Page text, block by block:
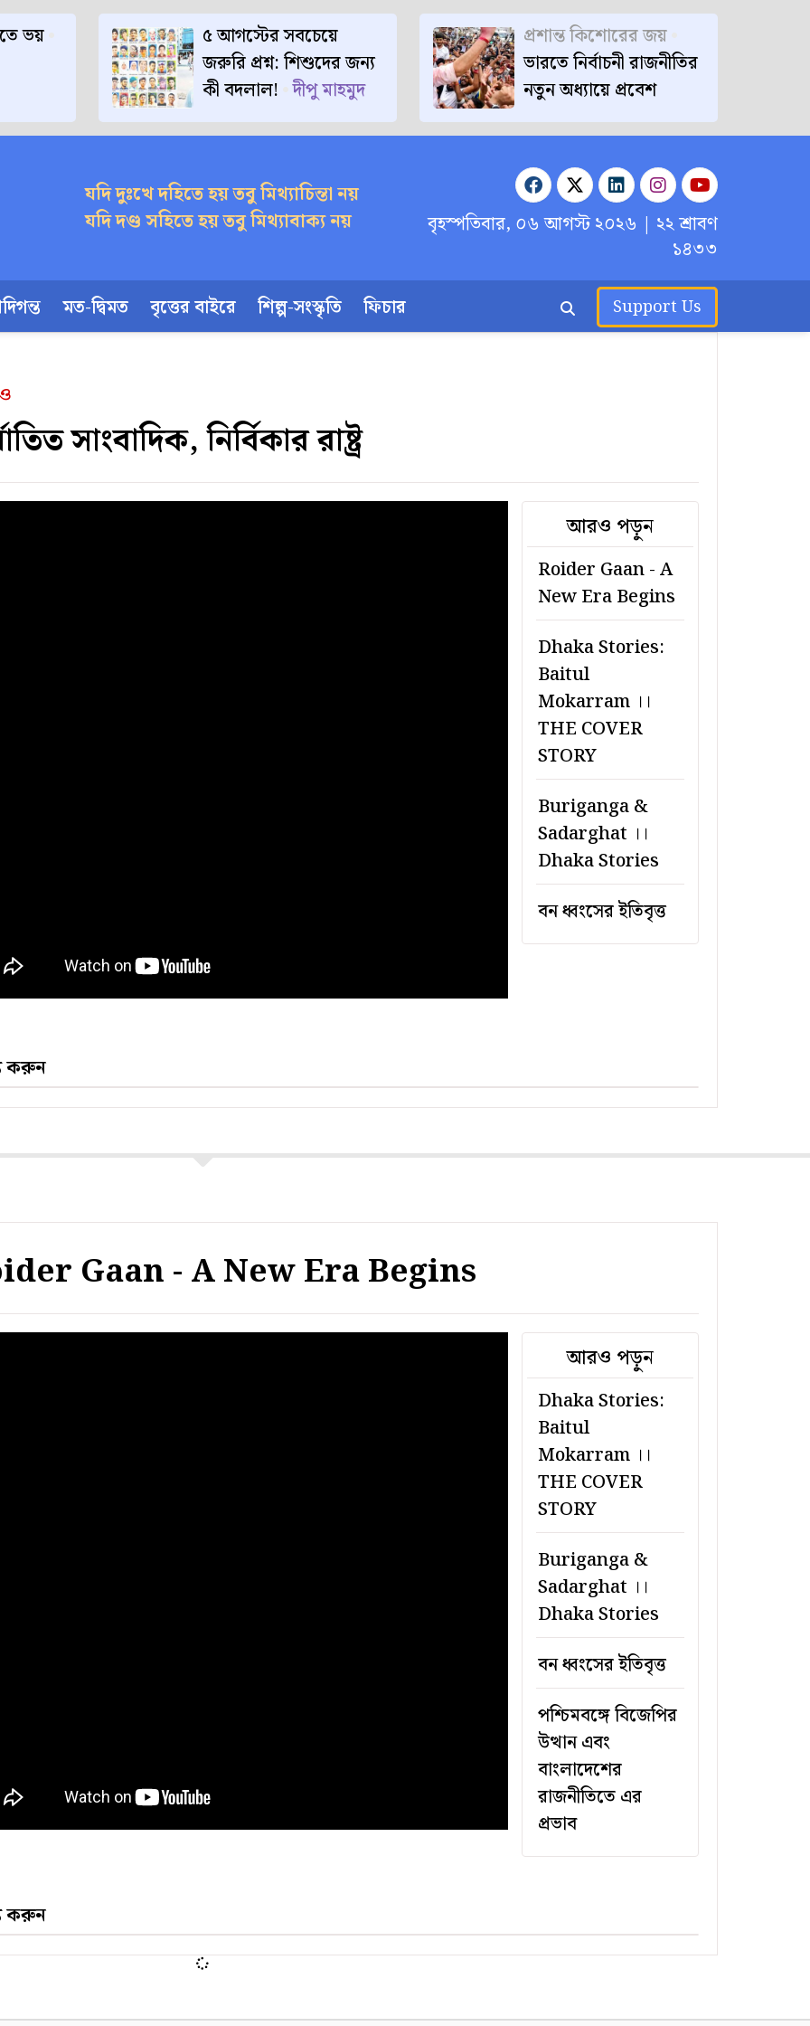
ভয়
৫ আগস্টের সবচেয়ে
জরুরি প্রশ্ন: শিশুদের জন্য
কী বদলাল! দীপু মাহমুদ
প্রশান্ত কিশোরের জয়
ভারতে নির্বাচনী রাজনীতির
নতুন অধ্যায়ে প্রবেশ
যদি দুঃখে দহিতে হয় তবু মিথ্যাচিন্তা নয়
যদি দণ্ড সহিতে হয় তবু মিথ্যাবাক্য নয়
বৃহস্পতিবার, ০৬ আগস্ট ২০২৬ | ২২ শ্রাবণ
১৪৩৩
মত-দ্বিমত বৃত্তের বাইরে শিল্প-সংস্কৃতি ফিচার Support Us
সাংবাদিক, নির্বিকার রাষ্ট্র
আরও পড়ুন
Roider Gaan - A
New Era Begins
Dhaka Stories:
Baitul
Mokarram ।।
THE COVER
STORY
Buriganga &
Sadarghat ।।
Dhaka Stories
বন ধ্বংসের ইতিবৃত্ত
করুন
Gaan - A New Era Begins
আরও পড়ুন
Dhaka Stories:
Baitul
Mokarram ।।
THE COVER
STORY
Buriganga &
Sadarghat ।।
Dhaka Stories
বন ধ্বংসের ইতিবৃত্ত
পশ্চিমবঙ্গে বিজেপির
উত্থান এবং
বাংলাদেশের
রাজনীতিতে এর
প্রভাব
করুন